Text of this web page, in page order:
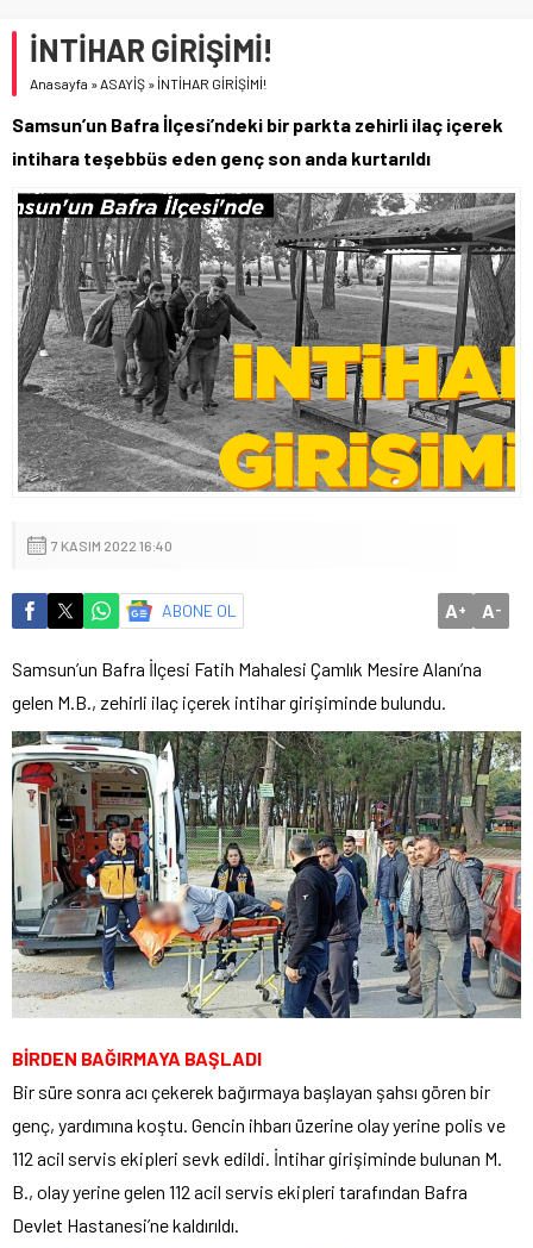
İNTİHAR GİRİŞİMİ!
Anasayfa »ASAYİŞ » İNTİHAR GİRİŞİMİ!
Samsun’un Bafra İlçesi’ndeki bir parkta zehirli ilaç içerek
intihara teşebbüs eden genç son anda kurtarıldı
7 KASIM 2022 16:40
ABONE OL A+ A-
Samsun’un Bafra İlçesi Fatih Mahalesi Çamlık Mesire Alanı’na
gelen M.B., zehirli ilaç içerek intihar girişiminde bulundu.
BİRDEN BAĞIRMAYA BAŞLADI
Bir süre sonra acı çekerek bağırmaya başlayan şahsı gören bir
genç, yardımına koştu. Gencin ihbarı üzerine olay yerine polis ve
112 acil servis ekipleri sevk edildi. İntihar girişiminde bulunan M.
B., olay yerine gelen 112 acil servis ekipleri tarafından Bafra
Devlet Hastanesi’ne kaldırıldı.